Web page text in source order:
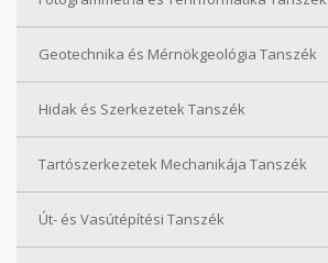
Geotechnika és Mérnökgeológia Tanszék
Hidak és Szerkezetek Tanszék
Tartószerkezetek Mechanikája Tanszék
Út- és Vasútépítési Tanszék